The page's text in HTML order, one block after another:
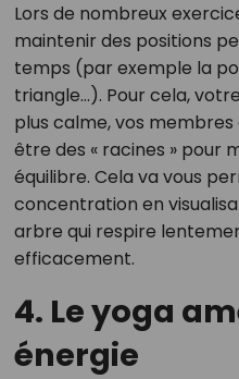
Lors de nombreux
maintenir des positions
temps (par exemple la
triangle...). Pour cela,
plus calme, vos
être des « racines » pour
équilibre. Cela va vous
concentration en
arbre qui respire
efficacement.
4. Le yoga
énergie